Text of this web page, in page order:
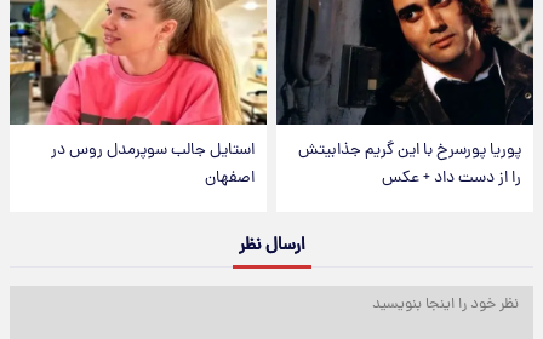
پوریا پورسرخ با این گریم جذابیتش
را از دست داد + عکس
استایل جالب سوپرمدل روس در
اصفهان
ارسال نظر